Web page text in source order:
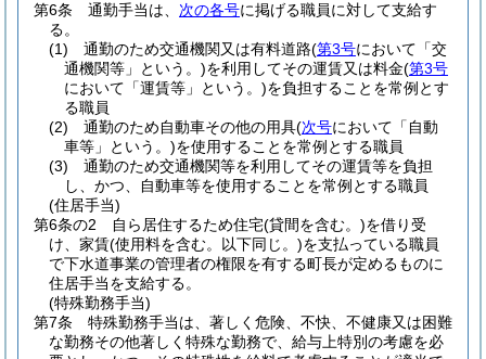
第6条
通勤手当は、 次の各号に掲げる職員に対して支給す
る。
(1)
通勤のため交通機関又は有料道路(第3号において「交
通機関等」という。)を利用してその運賃又は料金(第3号
において「運賃等」という。)を負担することを常例とす
る職員
(2)
通勤のため自動車その他の用具(次号において「自動
車等」という。)を使用することを常例とする職員
(3)
通勤のため交通機関等を利用してその運賃等を負担
し、かつ、自動車等を使用することを常例とする職員
(住居手当)
第6条の2
自ら居住するため住宅(貸間を含む。)を借り受
け、家賃(使用料を含む。以下同じ。)を支払っている職員
で下水道事業の管理者の権限を有する町長が定めるものに
住居手当を支給する。
(特殊勤務手当)
第7条
特殊勤務手当は、著しく危険、不快、不健康又は困難
な勤務その他著しく特殊な勤務で、給与上特別の考慮を必